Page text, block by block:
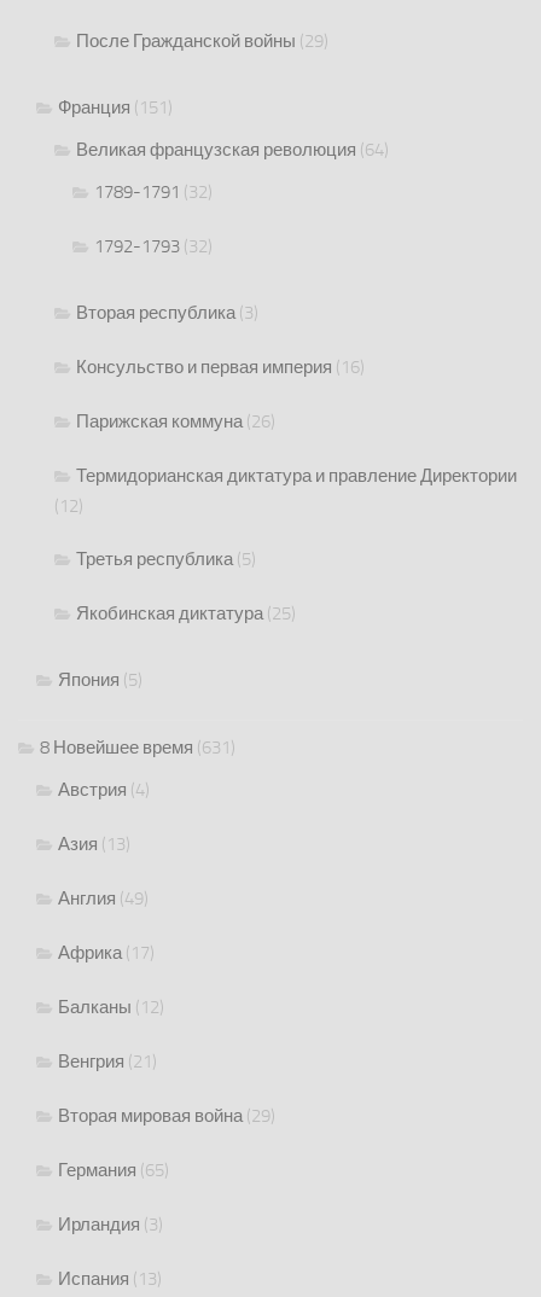
После Гражданской войны (29)
Франция (151)
Великая французская революция (64)
1789-1791 (32)
1792-1793 (32)
Вторая республика(3)
Консульство и первая империя (16)
Парижская коммуна(26)
Термидорианская диктатура и правление Директории
(12)
Третья республика(5)
Якобинская диктатура(25)
Япония (5)
8 Новейшее время (631)
Австрия (4)
Азия (13)
Англия (49)
Африка(17)
Балканы (12)
Венгрия (21)
Вторая мировая война(29)
Германия (65)
Ирландия (3)
Испания (13)